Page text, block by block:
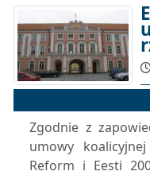
Zgodnie z
umowy
Reform i Eesti